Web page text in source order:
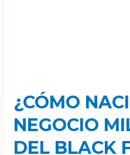
¿CÓMO
NEGOCIO
DEL BLACK